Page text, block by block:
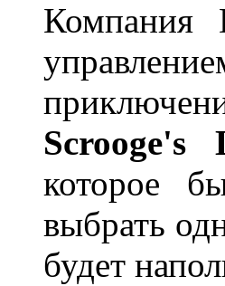
Компания
Scrooge's
которое
выбрать
будет